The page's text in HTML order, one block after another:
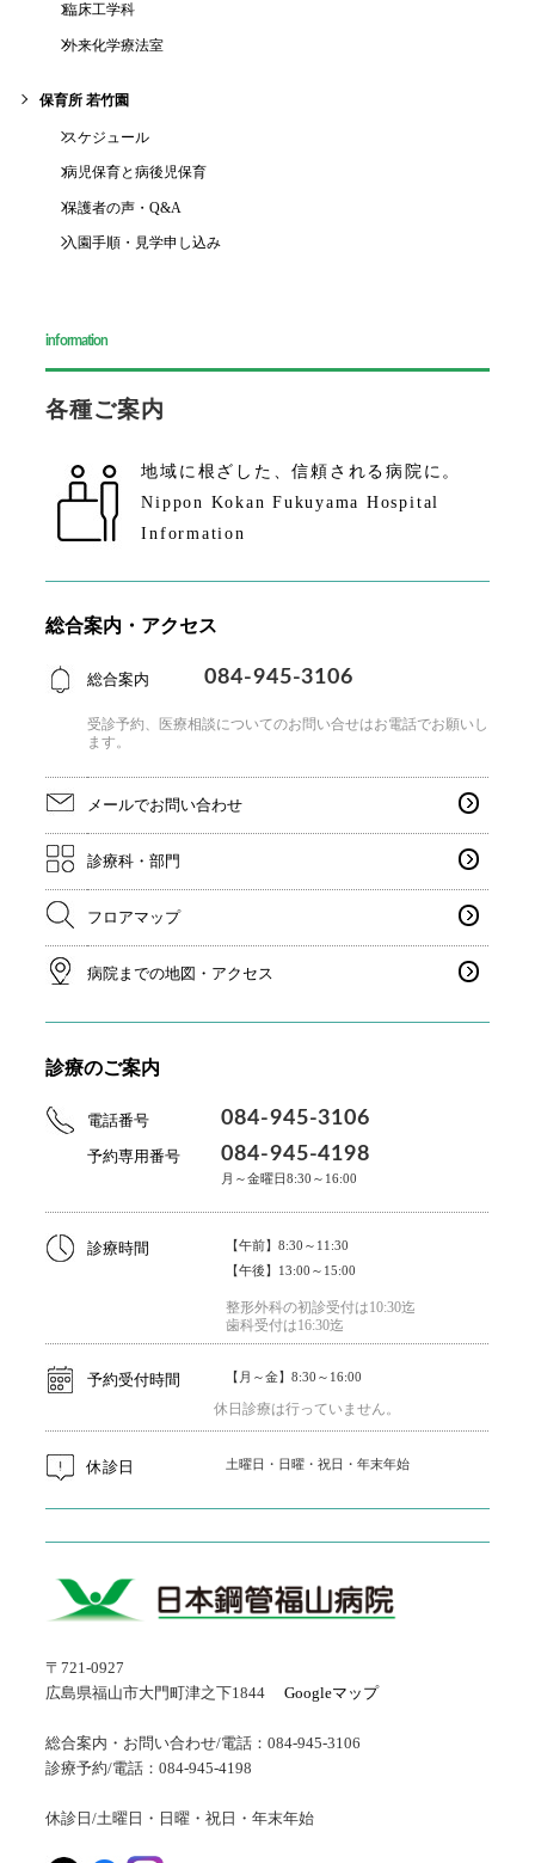
臨床工学科
外来化学療法室
保育所 若竹園
スケジュール
病児保育と病後児保育
保護者の声・Q&A
入園手順・見学申し込み
information
各種ご案内
地域に根ざした、信頼される病院に。
Nippon Kokan Fukuyama Hospital
Information
総合案内・アクセス
総合案内 084-945-3106
受診予約、医療相談についてのお問い合せはお電話でお願いし
ます。
メールでお問い合わせ
診療科・部門
フロアマップ
病院までの地図・アクセス
診療のご案内
電話番号 084-945-3106
予約専用番号 084-945-4198
月～金曜日8:30～16:00
診療時間
【午前】8:30～11:30
【午後】13:00～15:00
整形外科の初診受付は10:30迄
歯科受付は16:30迄
予約受付時間 【月～金】8:30～16:00
休日診療は行っていません。
休診日 土曜日・日曜・祝日・年末年始
〒721-0927
広島県福山市大門町津之下1844Googleマップ
総合案内・お問い合わせ/電話：084-945-3106
診療予約/電話：084-945-4198
休診日/土曜日・日曜・祝日・年末年始